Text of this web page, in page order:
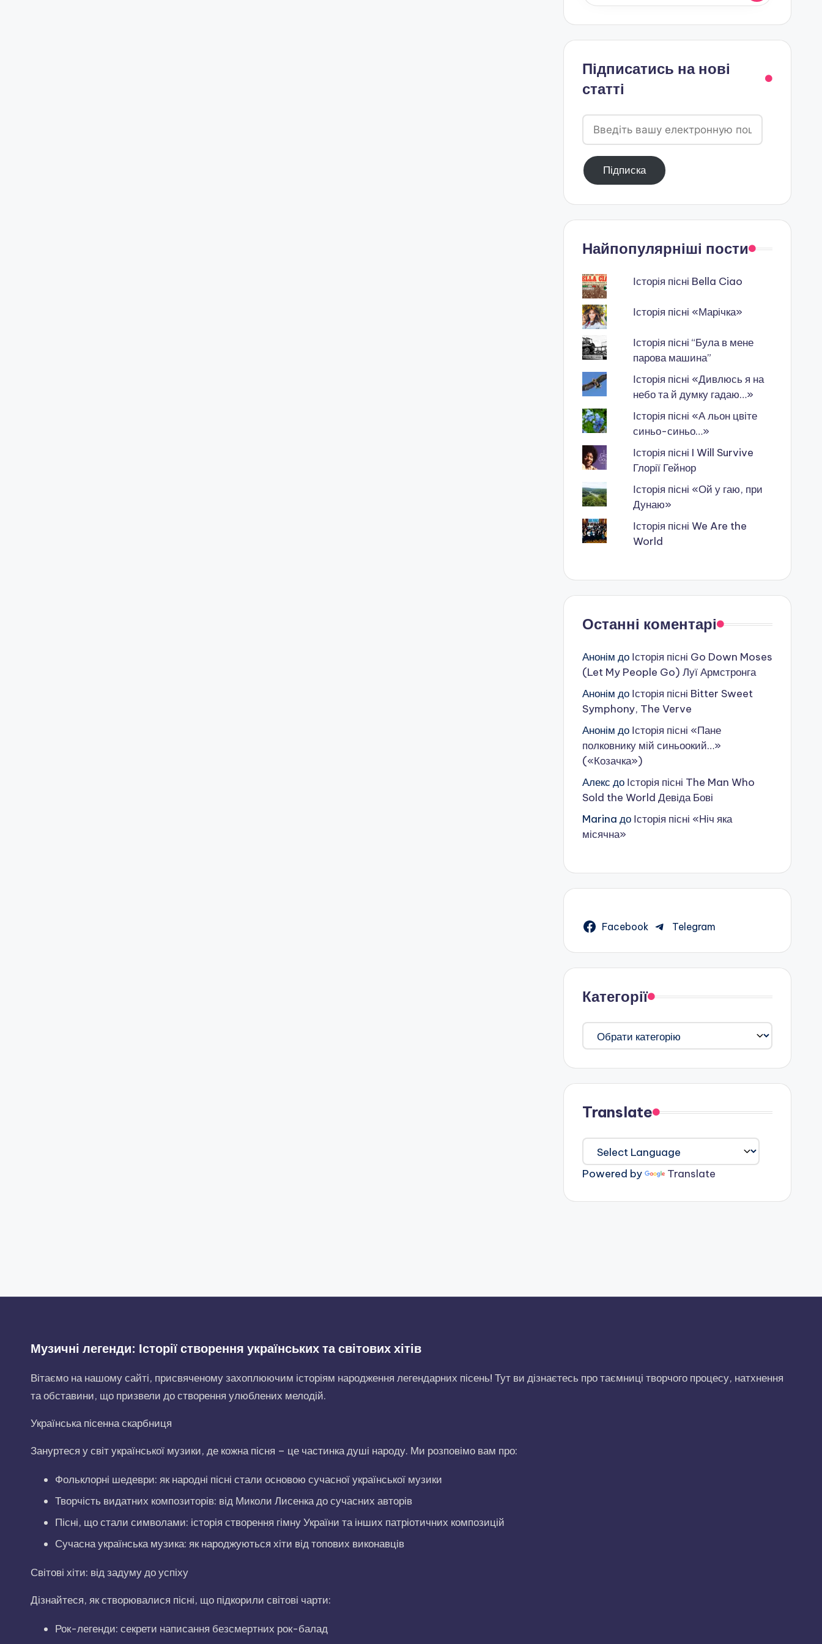
Підписатись на нові
статті
Введіть
вашу
електронную
поштуПідписка
Найпопулярніші пости
Історія пісні Bella Ciao
Історія пісні «Марічка»
Історія пісні “Була в мене
парова машина”
Історія пісні «Дивлюсь я на
небо та й думку гадаю…»
Історія пісні «А льон цвіте
синьо-синьо…»
Історія пісні I Will Survive
Глорії Гейнор
Історія пісні «Ой у гаю, при
Дунаю»
Історія пісні We Are the
World
Останні коментарі
Анонім до Історія пісні Go Down Moses
(Let My People Go) Луї Армстронга
Анонім до Історія пісні Bitter Sweet
Symphony, The Verve
Анонім до Історія пісні «Пане
полковнику мій синьоокий…»
(«Козачка»)
Алекс до Історія пісні The Man Who
Sold the World Девіда Бові
Marina до Історія пісні «Ніч яка
місячна»
Facebook Telegram
Категорії
Категорії
Translate
Powered by Translate
Музичні легенди: Історії створення українських та світових хітів
Вітаємо на нашому сайті, присвяченому захоплюючим історіям народження легендарних пісень! Тут ви дізнаєтесь про таємниці творчого процесу, натхнення
та обставини, що призвели до створення улюблених мелодій.
Українська пісенна скарбниця
Зануртеся у світ української музики, де кожна пісня – це частинка душі народу. Ми розповімо вам про:
Фольклорні шедеври: як народні пісні стали основою сучасної української музики
Творчість видатних композиторів: від Миколи Лисенка до сучасних авторів
Пісні, що стали символами: історія створення гімну України та інших патріотичних композицій
Сучасна українська музика: як народжуються хіти від топових виконавців
Світові хіти: від задуму до успіху
Дізнайтеся, як створювалися пісні, що підкорили світові чарти:
Рок-легенди: секрети написання безсмертних рок-балад